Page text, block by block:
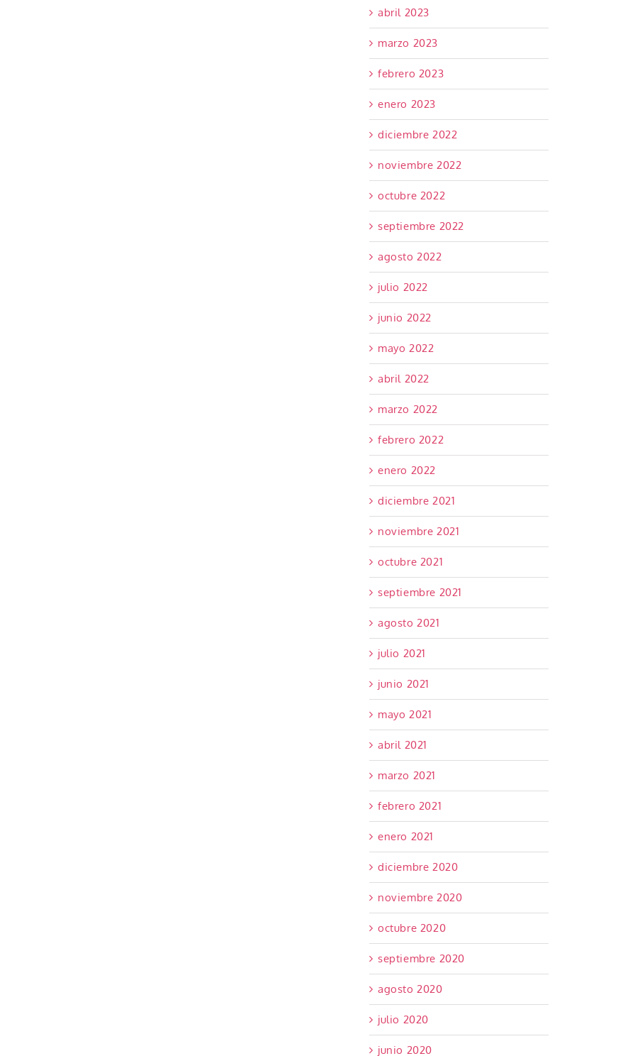
abril 2023
marzo 2023
febrero 2023
enero 2023
diciembre 2022
noviembre 2022
octubre 2022
septiembre 2022
agosto 2022
julio 2022
junio 2022
mayo 2022
abril 2022
marzo 2022
febrero 2022
enero 2022
diciembre 2021
noviembre 2021
octubre 2021
septiembre 2021
agosto 2021
julio 2021
junio 2021
mayo 2021
abril 2021
marzo 2021
febrero 2021
enero 2021
diciembre 2020
noviembre 2020
octubre 2020
septiembre 2020
agosto 2020
julio 2020
junio 2020